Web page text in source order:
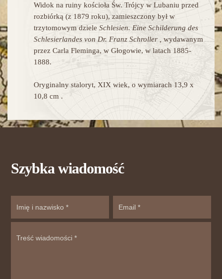
Widok na ruiny kościoła Św. Trójcy w Lubaniu przed
rozbiórką (z 1879 roku), zamieszczony był w
trzytomowym dziele Schlesien. Eine Schilderung des
Schlesierlandes von Dr. Franz Schroller ,wydawanym
przez Carla Fleminga, w Głogowie, w latach 1885-
1888.
Oryginalny staloryt, XIX wiek, o wymiarach 13,9 x
10,8 cm .
Szybka wiadomość